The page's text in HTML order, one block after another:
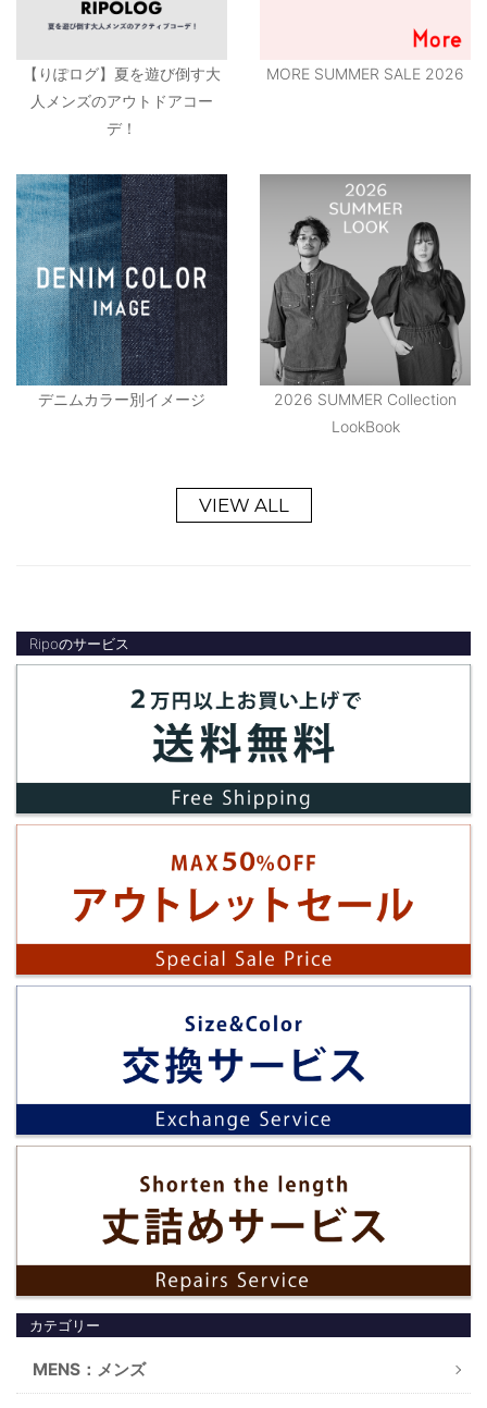
【りぽログ】夏を遊び倒す大
人メンズのアウトドアコー
デ！
MORE SUMMER SALE 2026
デニムカラー別イメージ
2026 SUMMER Collection
LookBook
VIEW ALL
Ripoのサービス
カテゴリー
MENS：メンズ